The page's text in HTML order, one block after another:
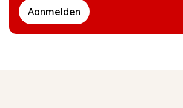
Aanmelden